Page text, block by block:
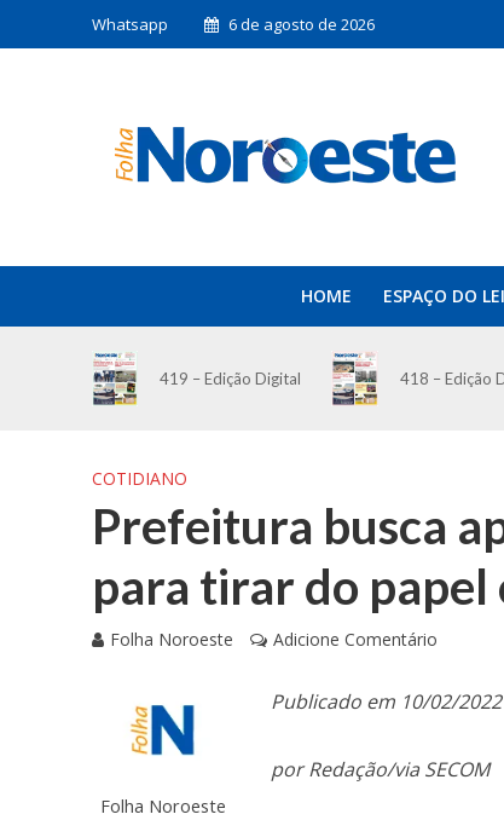
Whatsapp 6 de agosto de 2026
HOME ESPAÇO DO
419 – Edição Digital 418 – Edição
COTIDIANO
Prefeitura busca
para tirar do papel
Folha Noroeste Adicione Comentário
Folha Noroeste
Publicado em 10/02/
por Redação/via SECOM